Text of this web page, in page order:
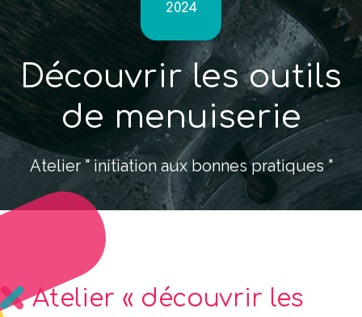
2024
Découvrir les outils
de menuiserie
Atelier " initiation aux bonnes pratiques "
Atelier « découvrir les